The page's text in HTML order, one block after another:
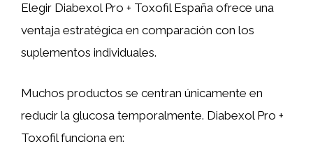
Elegir Diabexol Pro + Toxofil España ofrece una
ventaja estratégica en comparación con los
suplementos individuales.
Muchos productos se centran únicamente en
reducir la glucosa temporalmente. Diabexol Pro +
Toxofil funciona en: